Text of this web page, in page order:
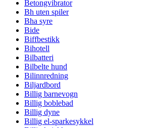
Betongvibrator
Bh uten spiler
Bha syre
Bide
Biffbestikk
Bihotell
Bilbatteri
Bilbelte hund
Bilinnredning
Biljardbord
Billig barnevogn
Billig boblebad
Billig dyne
Billig el-sparkesykkel